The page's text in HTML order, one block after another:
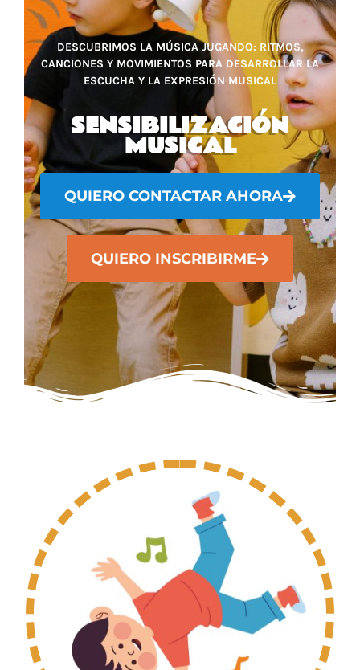
DESCUBRIMOS LA MÚSICA JUGANDO: RITMOS,
CANCIONES Y MOVIMIENTOS PARA DESARROLLAR LA
ESCUCHA Y LA EXPRESIÓN MUSICAL
SENSIBILIZACIÓN
MUSICAL
QUIERO CONTACTAR AHORA
QUIERO INSCRIBIRME